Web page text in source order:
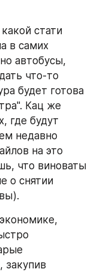
стати
в самих
автобусы,
что-то
будет готова
Кац же
где будут
недавно
на это
что виноваты
о снятии
закупив